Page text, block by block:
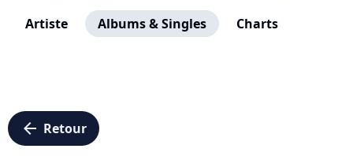
Artiste Albums & Singles Charts
arrow_left Retour